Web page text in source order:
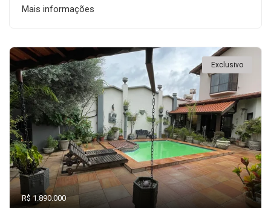
Mais informações
Exclusivo
R$ 1.890.000